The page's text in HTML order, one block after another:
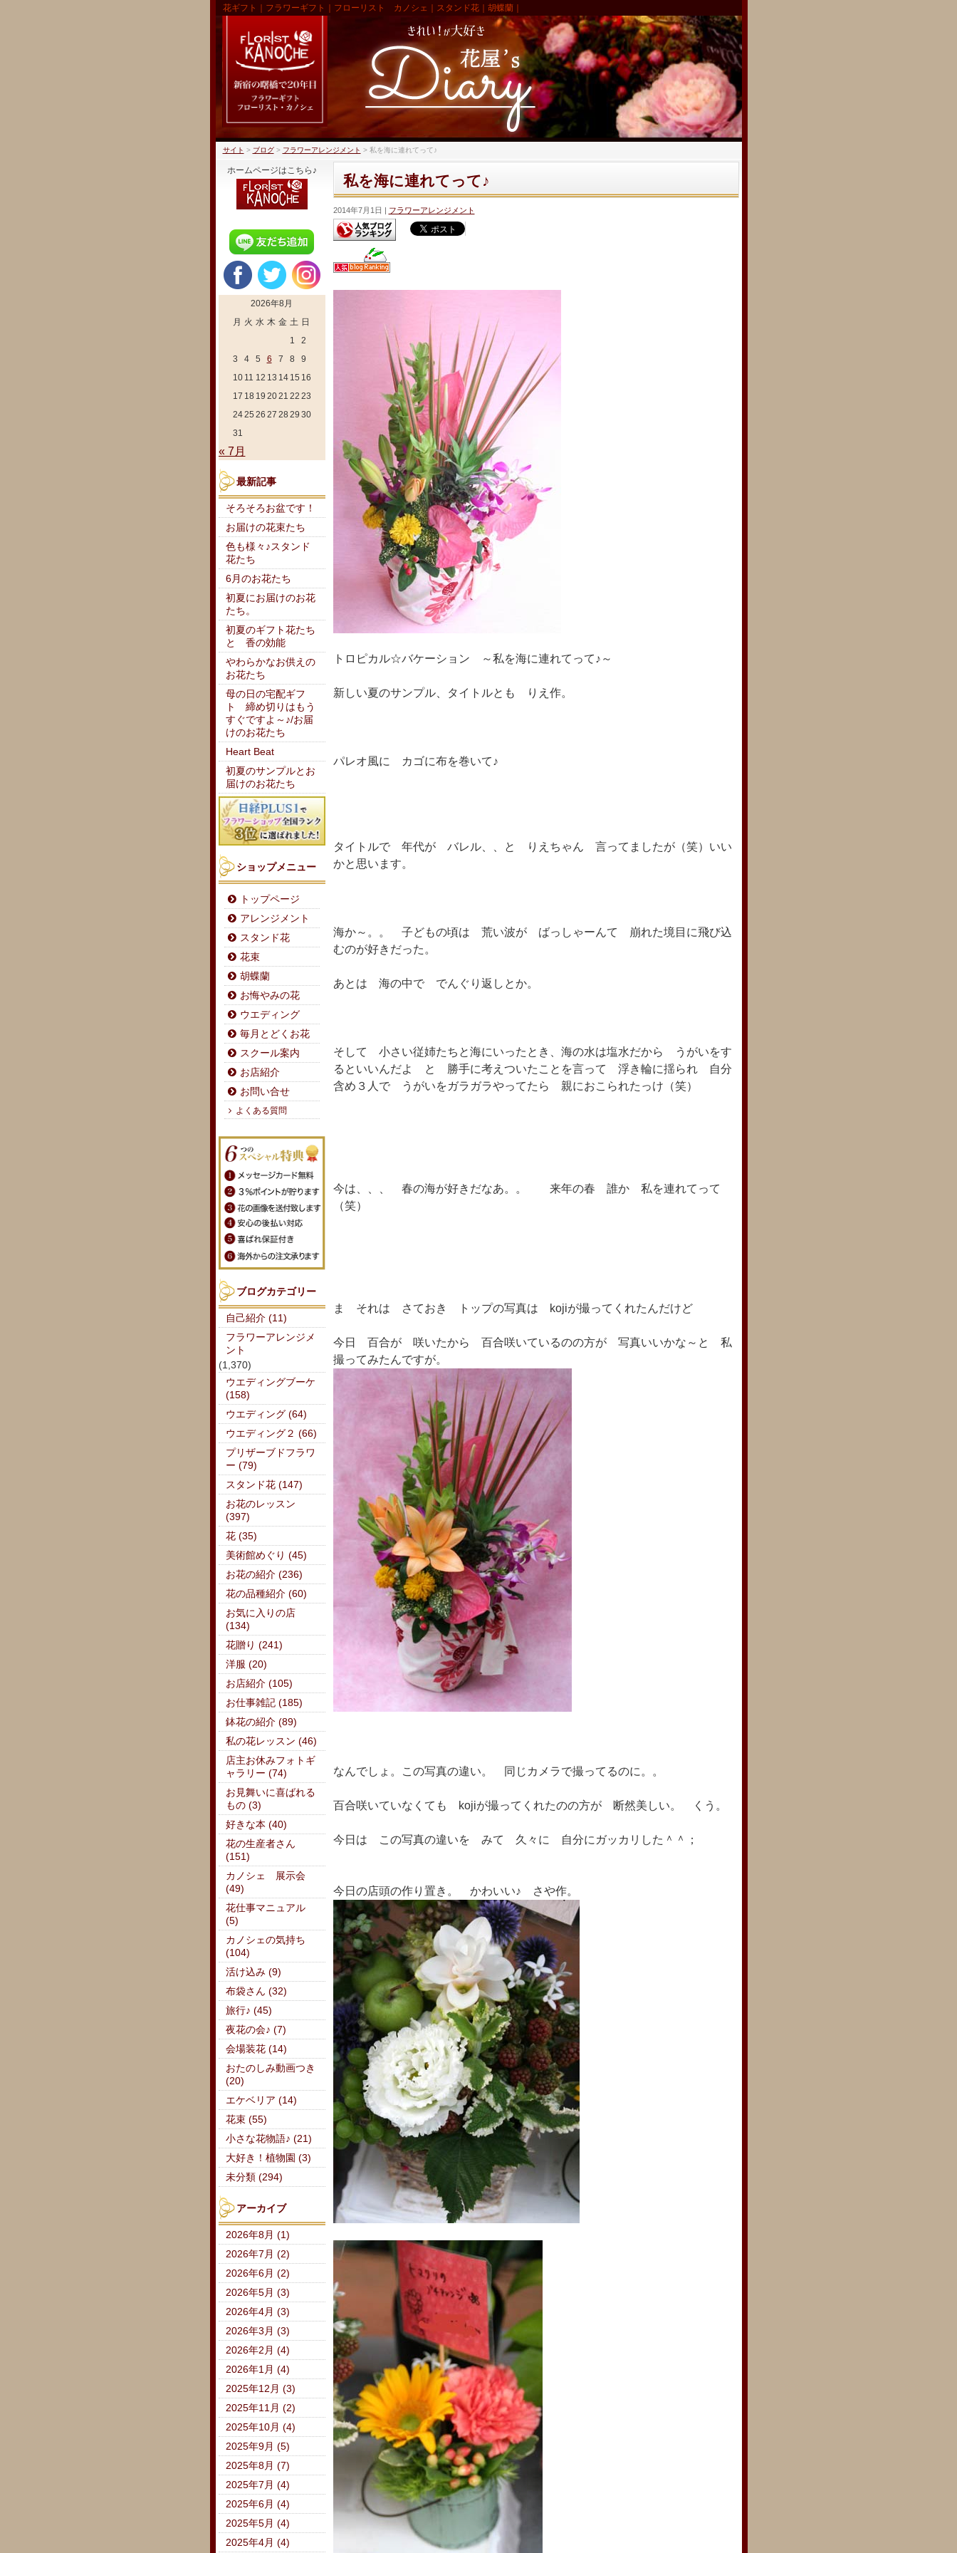
花ギフト｜フラワーギフト｜フローリスト カノシェ｜スタンド花｜胡蝶蘭｜
サイト > ブログ> フラワーアレンジメント > 私を海に連れてって♪
私を海に連れてって♪
2014年7月1日 フラワーアレンジメント
トロピカル☆バケーション ～私を海に連れてって♪～
新しい夏のサンプル、タイトルとも りえ作。
パレオ風に カゴに布を巻いて♪
タイトルで 年代が バレル、、と りえちゃん 言ってましたが（笑）いい
かと思います。
海か～。。 子どもの頃は 荒い波が ばっしゃーんて 崩れた境目に飛び込
むのが好きだった。
あとは 海の中で でんぐり返しとか。
そして 小さい従姉たちと海にいったとき、海の水は塩水だから うがいをす
るといいんだよ と 勝手に考えついたことを言って 浮き輪に揺られ 自分
含め３人で うがいをガラガラやってたら 親におこられたっけ（笑）
今は、、、 春の海が好きだなあ。。 来年の春 誰か 私を連れてって
（笑）
ま それは さておき トップの写真は kojiが撮ってくれたんだけど
今日 百合が 咲いたから 百合咲いているのの方が 写真いいかな～と 私
撮ってみたんですが。
なんでしょ。この写真の違い。 同じカメラで撮ってるのに。。
百合咲いていなくても kojiが撮ってくれたのの方が 断然美しい。 くう。
今日は この写真の違いを みて 久々に 自分にガッカリした＾＾；
今日の店頭の作り置き。 かわいい♪ さや作。
ホームページはこちら♪
2026年8月
月 火 水 木 金 土 日
1
2
3
4 5 6 7 8
9
10 11 12 13 14 15 16
17 18 19 2021 22 23
2425 26 27 28 29 30
31
« 7月
最新記事
そろそろお盆です！
お届けの花束たち
色も様々♪スタンド
花たち
6月のお花たち
初夏にお届けのお花
たち。
初夏のギフト花たち
と 香の効能
やわらかなお供えの
お花たち
母の日の宅配ギフ
ト 締め切りはもう
すぐですよ～♪/お届
けのお花たち
Heart Beat
初夏のサンプルとお
届けのお花たち
ショップメニュー
トップページ
アレンジメント
スタンド花
花束
胡蝶蘭
お悔やみの花
ウエディング
毎月とどくお花
スクール案内
お店紹介
お問い合せ
よくある質問
ブログカテゴリー
自己紹介 (11)
フラワーアレンジメ
ント
(1,370)
ウエディングブーケ
(158)
ウエディング (64)
ウエディング２ (66)
プリザーブドフラワ
ー (79)
スタンド花 (147)
お花のレッスン
(397)
花 (35)
美術館めぐり (45)
お花の紹介 (236)
花の品種紹介 (60)
お気に入りの店
(134)
花贈り (241)
洋服 (20)
お店紹介 (105)
お仕事雑記 (185)
鉢花の紹介 (89)
私の花レッスン (46)
店主お休みフォトギ
ャラリー (74)
お見舞いに喜ばれる
もの (3)
好きな本 (40)
花の生産者さん
(151)
カノシェ 展示会
(49)
花仕事マニュアル
(5)
カノシェの気持ち
(104)
活け込み (9)
布袋さん (32)
旅行♪ (45)
夜花の会♪ (7)
会場装花 (14)
おたのしみ動画つき
(20)
エケベリア (14)
花束 (55)
小さな花物語♪ (21)
大好き！植物園 (3)
未分類 (294)
アーカイブ
2026年8月 (1)
2026年7月 (2)
2026年6月 (2)
2026年5月 (3)
2026年4月 (3)
2026年3月 (3)
2026年2月 (4)
2026年1月 (4)
2025年12月 (3)
2025年11月 (2)
2025年10月 (4)
2025年9月 (5)
2025年8月 (7)
2025年7月 (4)
2025年6月 (4)
2025年5月 (4)
2025年4月 (4)